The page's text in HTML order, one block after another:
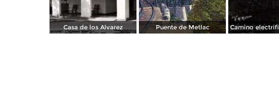
Casa de los Alvarez Puente de Metlac